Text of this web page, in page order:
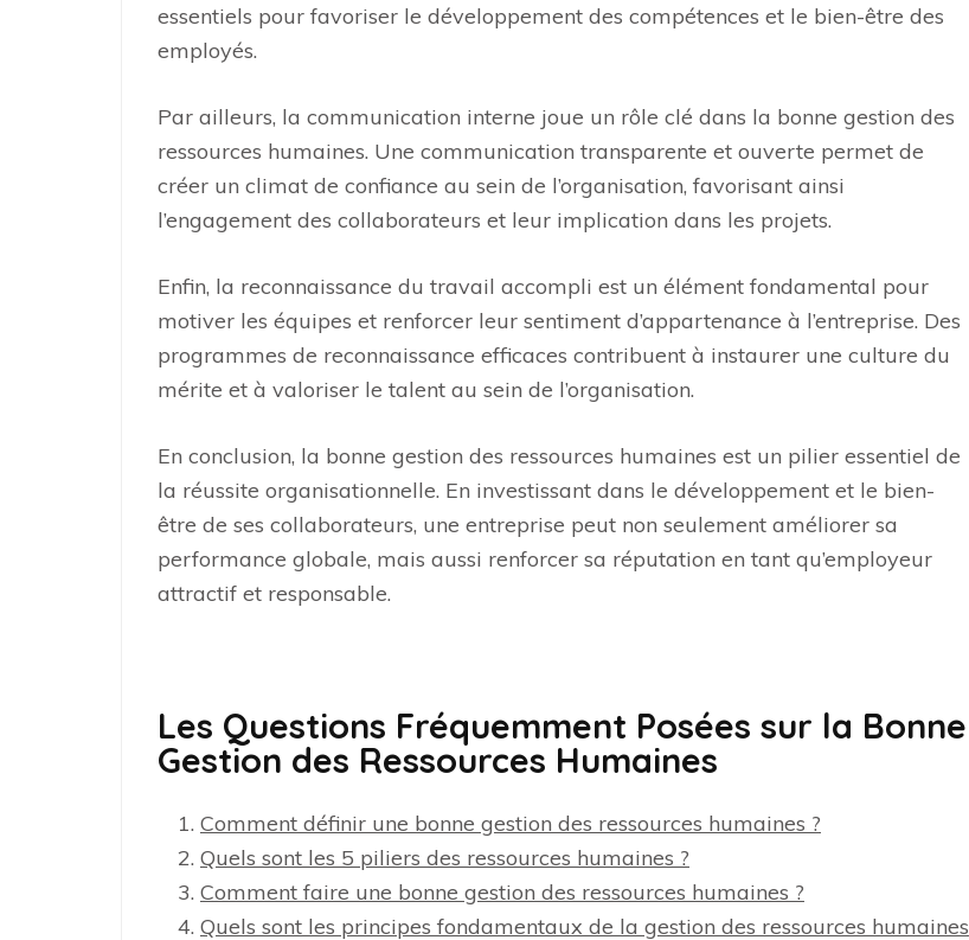
essentiels pour favoriser le développement des compétences et le bien-être des
employés.
Par ailleurs, la communication interne joue un rôle clé dans la bonne gestion des
ressources humaines. Une communication transparente et ouverte permet de
créer un climat de confiance au sein de l’organisation, favorisant ainsi
l’engagement des collaborateurs et leur implication dans les projets.
Enfin, la reconnaissance du travail accompli est un élément fondamental pour
motiver les équipes et renforcer leur sentiment d’appartenance à l’entreprise. Des
programmes de reconnaissance efficaces contribuent à instaurer une culture du
mérite et à valoriser le talent au sein de l’organisation.
En conclusion, la bonne gestion des ressources humaines est un pilier essentiel de
la réussite organisationnelle. En investissant dans le développement et le bien-
être de ses collaborateurs, une entreprise peut non seulement améliorer sa
performance globale, mais aussi renforcer sa réputation en tant qu’employeur
attractif et responsable.
Les Questions Fréquemment Posées sur la Bonne
Gestion des Ressources Humaines
Comment définir une bonne gestion des ressources humaines ?
Quels sont les 5 piliers des ressources humaines ?
Comment faire une bonne gestion des ressources humaines ?
Quels sont les principes fondamentaux de la gestion des ressources humaines